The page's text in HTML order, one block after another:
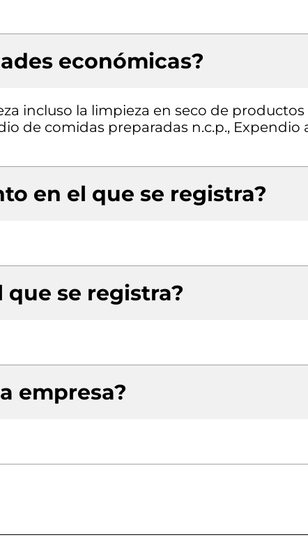
económicas?
incluso la limpieza en seco de productos
de comidas preparadas n.c.p., Expendio
en el que se registra?
que se registra?
empresa?